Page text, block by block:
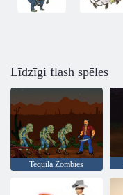
Līdzīgi flash spēles
Tequila Zombies